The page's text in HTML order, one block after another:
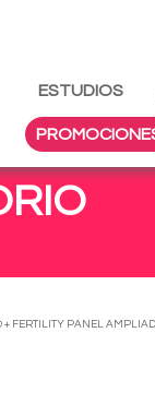
ESTUDIOS
FERTILITY PANEL